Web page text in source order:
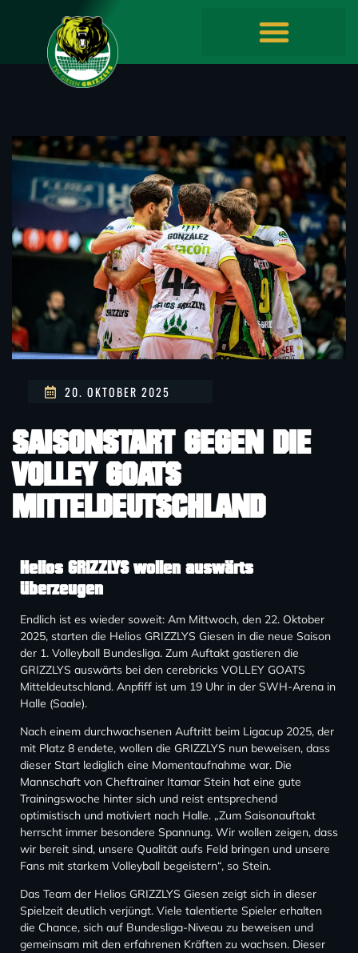
20. OKTOBER 2025
SAISONSTART GEGEN DIE
VOLLEY GOATS
MITTELDEUTSCHLAND
Helios GRIZZLYS wollen auswärts
überzeugen
Endlich ist es wieder soweit: Am Mittwoch, den 22. Oktober
2025, starten die Helios GRIZZLYS Giesen in die neue Saison
der 1. Volleyball Bundesliga. Zum Auftakt gastieren die
GRIZZLYS auswärts bei den cerebricks VOLLEY GOATS
Mitteldeutschland. Anpfiff ist um 19 Uhr in der SWH-Arena in
Halle (Saale).
Nach einem durchwachsenen Auftritt beim Ligacup 2025, der
mit Platz 8 endete, wollen die GRIZZLYS nun beweisen, dass
dieser Start lediglich eine Momentaufnahme war. Die
Mannschaft von Cheftrainer Itamar Stein hat eine gute
Trainingswoche hinter sich und reist entsprechend
optimistisch und motiviert nach Halle. „Zum Saisonauftakt
herrscht immer besondere Spannung. Wir wollen zeigen, dass
wir bereit sind, unsere Qualität aufs Feld bringen und unsere
Fans mit starkem Volleyball begeistern“, so Stein.
Das Team der Helios GRIZZLYS Giesen zeigt sich in dieser
Spielzeit deutlich verjüngt. Viele talentierte Spieler erhalten
die Chance, sich auf Bundesliga-Niveau zu beweisen und
gemeinsam mit den erfahrenen Kräften zu wachsen. Dieser